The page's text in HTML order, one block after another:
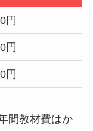
円
円
円
間教材費はか